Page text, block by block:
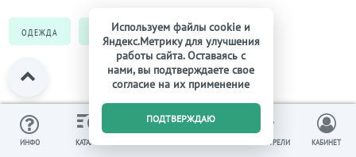
ОДЕЖДА СТИЛЬ ТРЕНДЫ
ИНФО КАТАЛОГ
0
ВЫ СМОТРЕЛИ КАБИНЕТ
Используем файлы cookie и
Яндекс.Метрику для улучшения
работы сайта. Оставаясь с
нами, вы подтверждаете свое
согласие на их применение
ПОДТВЕРЖДАЮ